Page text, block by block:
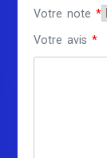
Votre note*
Votre avis*